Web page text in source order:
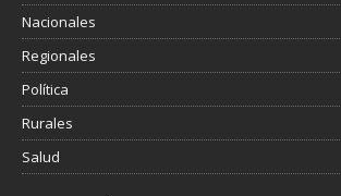
Nacionales
Regionales
Política
Rurales
Salud